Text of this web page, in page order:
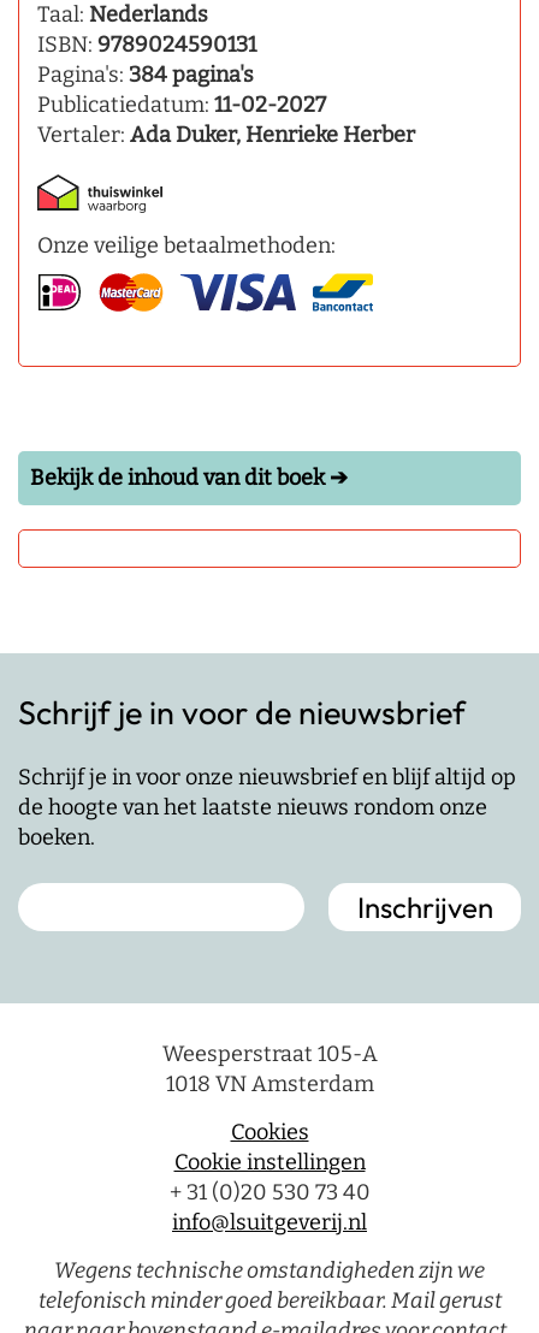
Taal: Nederlands
ISBN: 9789024590131
Pagina's: 384 pagina's
Publicatiedatum: 11-02-2027
Vertaler: Ada Duker, Henrieke Herber
Onze veilige betaalmethoden:
Bekijk de inhoud van dit boek ➔
Schrijf je in voor de nieuwsbrief
Schrijf je in voor onze nieuwsbrief en blijf altijd op
de hoogte van het laatste nieuws rondom onze
boeken.
Weesperstraat 105-A
1018 VN Amsterdam
Cookies
Cookie instellingen
+ 31 (0)20 530 73 40
info@lsuitgeverij.nl
Wegens technische omstandigheden zijn we
telefonisch minder goed bereikbaar. Mail gerust